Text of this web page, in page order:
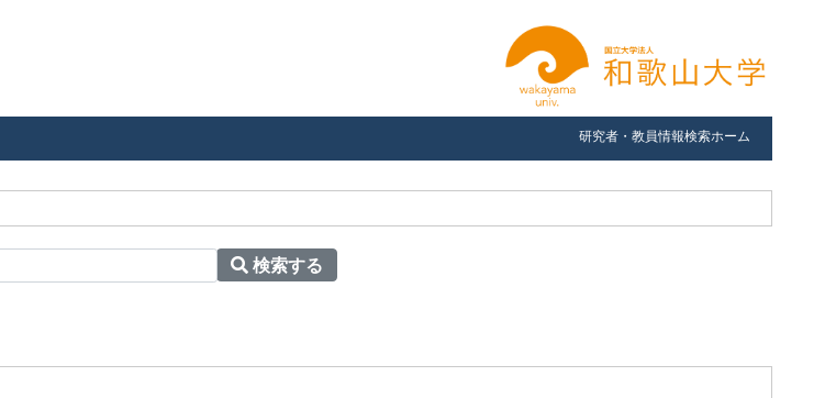
研究者・教員情報検索ホーム
検索する